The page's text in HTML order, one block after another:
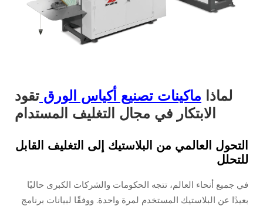
لماذا ماكينات تصنيع أكياس الورق تقود
الابتكار في مجال التغليف المستدام
التحول العالمي من البلاستيك إلى التغليف القابل
للتحلل
في جميع أنحاء العالم، تتجه الحكومات والشركات الكبرى حاليًا
بعيدًا عن البلاستيك المستخدم لمرة واحدة. ووفقًا لبيانات برنامج